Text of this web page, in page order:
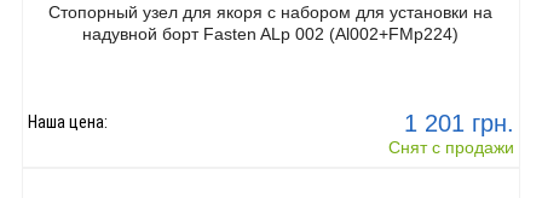
Стопорный узел для якоря с набором для установки на
надувной борт Fasten ALp 002 (Al002+FMp224)
1 201 грн.
Наша цена:
Снят с продажи